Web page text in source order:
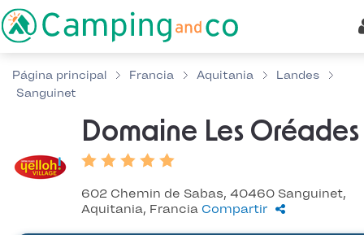
Página principal Francia Aquitania
Landes
Sanguinet
Domaine Les Oréades
602 Chemin de Sabas, 40460 Sanguinet,
Aquitania, Francia Compartir